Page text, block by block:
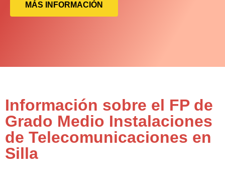
MÁS INFORMACIÓN
Información sobre el FP de
Grado Medio Instalaciones
de Telecomunicaciones en
Silla